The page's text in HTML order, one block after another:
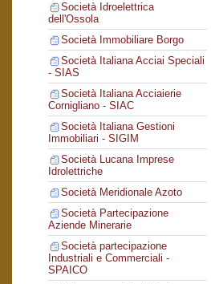
Società Idroelettrica
dell'Ossola
Società Immobiliare Borgo
Società Italiana Acciai Speciali
- SIAS
Società Italiana Acciaierie
Cornigliano - SIAC
Società Italiana Gestioni
Immobiliari - SIGIM
Società Lucana Imprese
Idrolettriche
Società Meridionale Azoto
Società Partecipazione
Aziende Minerarie
Società partecipazione
Industriali e Commerciali -
SPAICO